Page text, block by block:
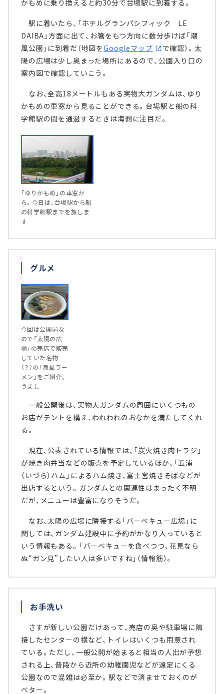
かもめに乗り換えると約30分で台場駅に到着する。
駅に着いたら、「ホテルグランパシフィック LE
DAIBA」方面に出て、お箸をもつ方向に数分歩けば「潮
風公園」に到着だ（地図をGoogleマップ
で確認）。太
陽の広場は少し奥まった場所にあるので、公園入り口の
案内図で確認していこう。
なお、全高18メートルもある実物大ガンダムは、ゆり
かもめの車窓から見ることができる。台場駅と船の科
学館駅の間を通過するときは海側に注目だ。
「ゆりかもめ」の車窓か
ら。今日は、台場駅から船
の科学館駅までを旅しま
す
グルメ
今回は公開前な
ので「太陽の広
場」の売店で販売
していた名物
（？）の「潮風ラー
メン」をご紹介。
うまし
一般公開後は、実物大ガンダムの周囲にいくつもの
お店がテントを構え、われわれのおなかを満たしてくれ
る。
現在、公表されている情報では、「炭火焼き肉トラジ」
が焼き肉弁当などの販売を予定しているほか、「五浦
（いづら）ハム」によるハム焼き、富士宮焼きそばなどが
出店するという。ガンダムとの関連性はまったく不明
だが、メニューは豊富になりそうだ。
なお、太陽の広場に隣接する「バーベキュー広場」に
関しては、ガンダム建設中に予約がかなり入っていると
いう情報もある。「バーベキューを食べつつ、花見なら
ぬ“ガン見”したい人は多いですね」（情報筋）。
お手洗い
さすが新しい公園だけあって、売店の奥や駐車場に隣
接したセンターの横など、トイレはいくつも用意され
ている。ただし、一般公開が始まると相当の人出が予想
される上、普段から近所の幼稚園児などが遠足にくる
公園なので混雑は必至か。駅などで済ませておくのが
ベター。